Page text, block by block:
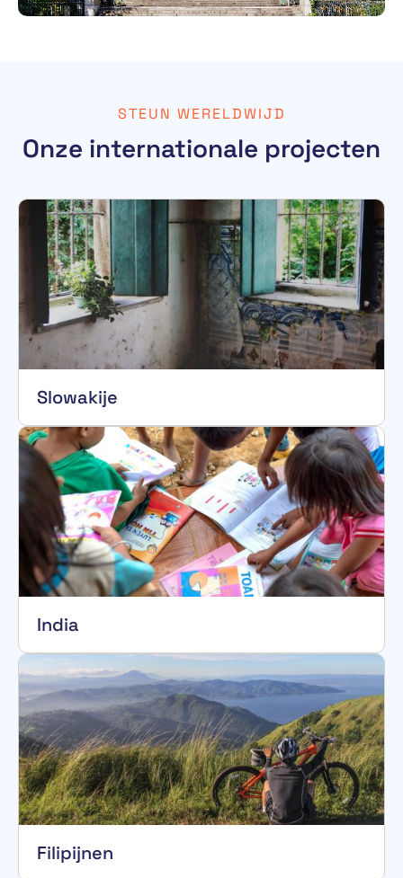
STEUN WERELDWIJD
Onze internationale projecten
Slowakije
India
Filipijnen